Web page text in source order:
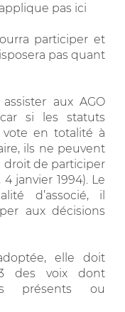
pas ici
participer et
pas quant
aux AGO
si les statuts
en totalité à
ils ne peuvent
droit de participer
janvier 1994). Le
d’associé, il
aux décisions
elle doit
des voix dont
présents ou